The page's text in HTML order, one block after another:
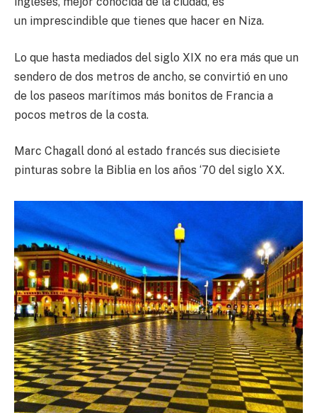
un imprescindible que tienes que hacer en Niza.
Lo que hasta mediados del siglo XIX no era más que un
sendero de dos metros de ancho, se convirtió en uno
de los paseos marítimos más bonitos de Francia a
pocos metros de la costa.
Marc Chagall donó al estado francés sus diecisiete
pinturas sobre la Biblia en los años ‘70 del siglo XX.